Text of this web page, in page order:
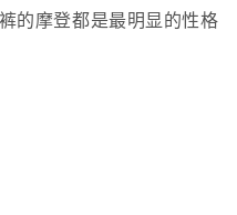
的摩登都是最明显的性格